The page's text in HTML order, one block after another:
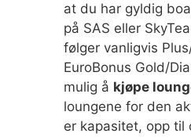
at du har gyldig
på SAS eller
følger vanligvis
EuroBonus Gold/
mulig å kjøpe
loungene for den
er kapasitet, opp til